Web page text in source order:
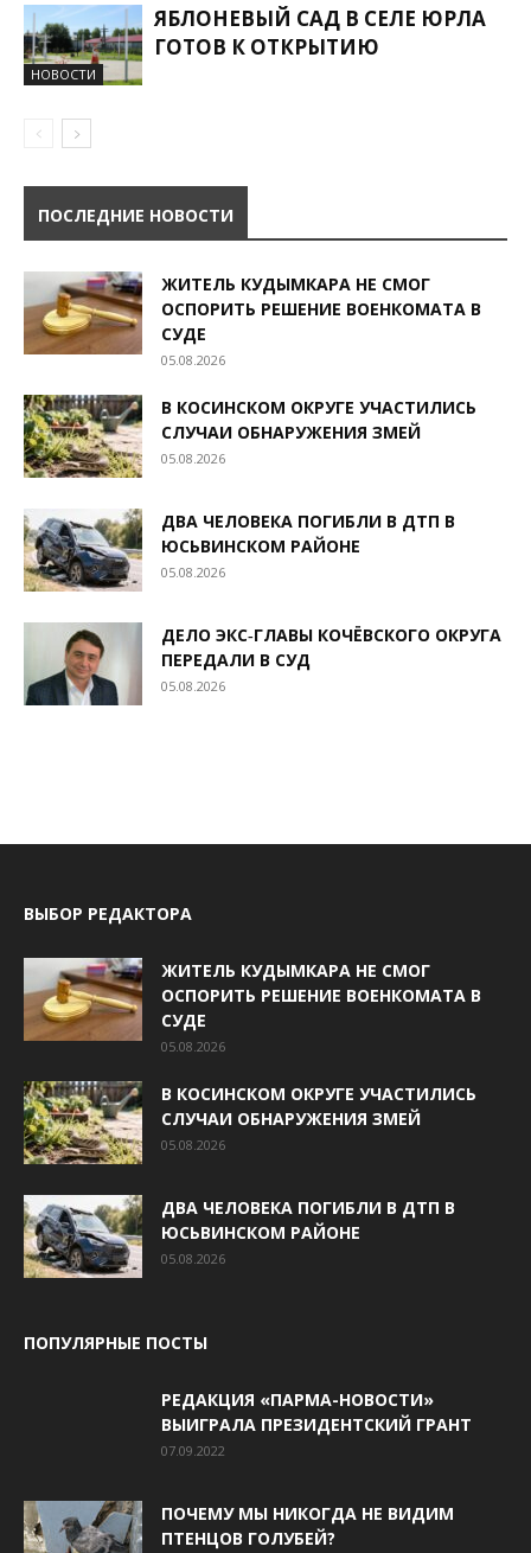
НОВОСТИ
ЯБЛОНЕВЫЙ САД В СЕЛЕ ЮРЛА
ГОТОВ К ОТКРЫТИЮ
ПОСЛЕДНИЕ НОВОСТИ
ЖИТЕЛЬ КУДЫМКАРА НЕ СМОГ
ОСПОРИТЬ РЕШЕНИЕ ВОЕНКОМАТА В
СУДЕ
05.08.2026
В КОСИНСКОМ ОКРУГЕ УЧАСТИЛИСЬ
СЛУЧАИ ОБНАРУЖЕНИЯ ЗМЕЙ
05.08.2026
ДВА ЧЕЛОВЕКА ПОГИБЛИ В ДТП В
ЮСЬВИНСКОМ РАЙОНЕ
05.08.2026
ДЕЛО ЭКС‑ГЛАВЫ КОЧЁВСКОГО ОКРУГА
ПЕРЕДАЛИ В СУД
05.08.2026
ВЫБОР РЕДАКТОРА
ЖИТЕЛЬ КУДЫМКАРА НЕ СМОГ
ОСПОРИТЬ РЕШЕНИЕ ВОЕНКОМАТА В
СУДЕ
05.08.2026
В КОСИНСКОМ ОКРУГЕ УЧАСТИЛИСЬ
СЛУЧАИ ОБНАРУЖЕНИЯ ЗМЕЙ
05.08.2026
ДВА ЧЕЛОВЕКА ПОГИБЛИ В ДТП В
ЮСЬВИНСКОМ РАЙОНЕ
05.08.2026
ПОПУЛЯРНЫЕ ПОСТЫ
РЕДАКЦИЯ «ПАРМА-НОВОСТИ»
ВЫИГРАЛА ПРЕЗИДЕНТСКИЙ ГРАНТ
07.09.2022
ПОЧЕМУ МЫ НИКОГДА НЕ ВИДИМ
ПТЕНЦОВ ГОЛУБЕЙ?